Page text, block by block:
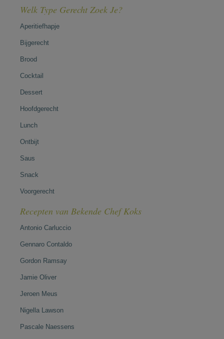
Welk Type Gerecht Zoek Je?
Aperitiefhapje
Bijgerecht
Brood
Cocktail
Dessert
Hoofdgerecht
Lunch
Ontbijt
Saus
Snack
Voorgerecht
Recepten van Bekende Chef Koks
Antonio Carluccio
Gennaro Contaldo
Gordon Ramsay
Jamie Oliver
Jeroen Meus
Nigella Lawson
Pascale Naessens